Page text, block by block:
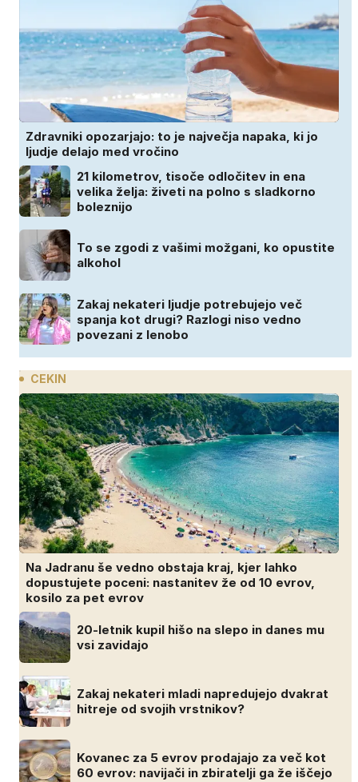
Zdravniki opozarjajo: to je največja napaka, ki jo
ljudje delajo med vročino
21 kilometrov, tisoče odločitev in ena
velika želja: živeti na polno s sladkorno
boleznijo
To se zgodi z vašimi možgani, ko opustite
alkohol
Zakaj nekateri ljudje potrebujejo več
spanja kot drugi? Razlogi niso vedno
povezani z lenobo
CEKIN
Na Jadranu še vedno obstaja kraj, kjer lahko
dopustujete poceni: nastanitev že od 10 evrov,
kosilo za pet evrov
20-letnik kupil hišo na slepo in danes mu
vsi zavidajo
Zakaj nekateri mladi napredujejo dvakrat
hitreje od svojih vrstnikov?
Kovanec za 5 evrov prodajajo za več kot
60 evrov: navijači in zbiratelji ga že iščejo